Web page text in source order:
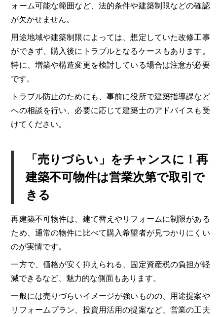
ォーム可能な範囲など、法的条件や建築制限などの確認
が欠かせません。
用途地域や建築制限によっては、想定していた改修工事
ができず、購入後にトラブルとなるケースもあります。
特に、増築や構造変更を検討している場合は注意が必要
です。
トラブル防止のためにも、事前に役所で建築指導課など
への相談を行い、必要に応じて建築士のアドバイスも受
けてください。
「売りづらい」をチャンスに！再
建築不可物件は営業次第で取引で
きる
再建築不可物件は、建て替えやリフォームに制限がある
ため、通常の物件に比べて購入希望者が見つかりにくい
のが実情です。
一方で、価格が安く抑えられる、固定資産税の負担が軽
減できるなど、魅力的な側面もあります。
一般には売りづらいイメージが強いものの、用途提案や
リフォームプラン、投資用活用の提案など、営業の工夫